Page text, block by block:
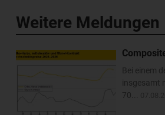
Weitere Meldungen
Bei einem
insgesamt
70...